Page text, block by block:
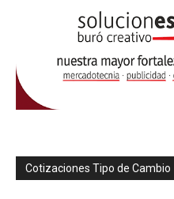
Cotizaciones Tipo de Cambio